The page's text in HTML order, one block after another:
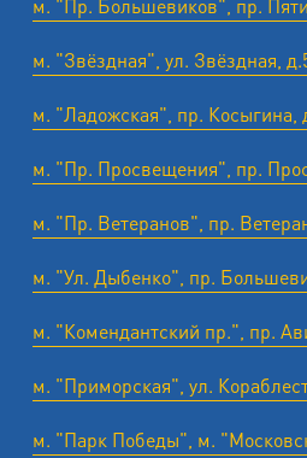
м. "Пр. Большевиков", пр.
м. "Звёздная", ул. Звёздная,
м. "Ладожская", пр. Косыгина,
м. "Пр. Просвещения", пр.
м. "Пр. Ветеранов", пр.
м. "Ул. Дыбенко", пр.
м. "Комендантский пр.", пр.
м. "Приморская", ул.
м. "Парк Победы", м.